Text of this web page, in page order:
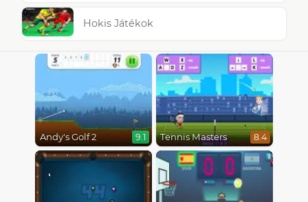
Hokis Játékok
Andy's Golf 2 9.1 Tennis Masters 8.4